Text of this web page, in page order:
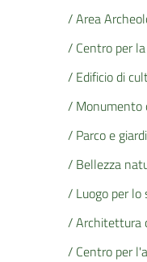
/ Area
/ Centro per
/ Edificio di
/ Monumento
/ Parco e
/ Bellezza
/ Luogo per lo
/ Architettura
/ Centro per